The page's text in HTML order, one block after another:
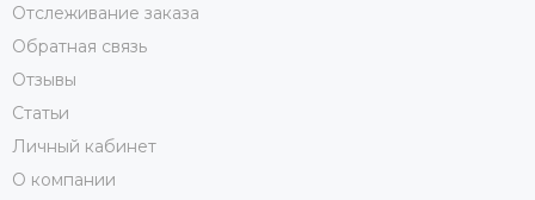
Отслеживание заказа
Обратная связь
Отзывы
Статьи
Личный кабинет
О компании